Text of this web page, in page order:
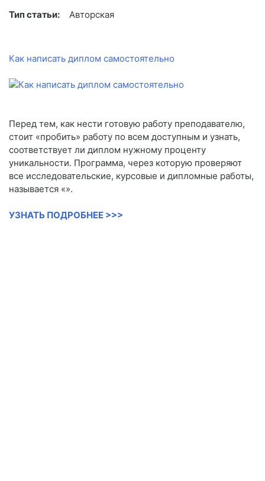
Тип статьи: Авторская
Как написать диплом самостоятельно
Перед тем, как нести готовую работу преподавателю,
стоит «пробить» работу по всем доступным и узнать,
соответствует ли диплом нужному проценту
уникальности. Программа, через которую проверяют
все исследовательские, курсовые и дипломные работы,
называется «».
УЗНАТЬ ПОДРОБНЕЕ >>>